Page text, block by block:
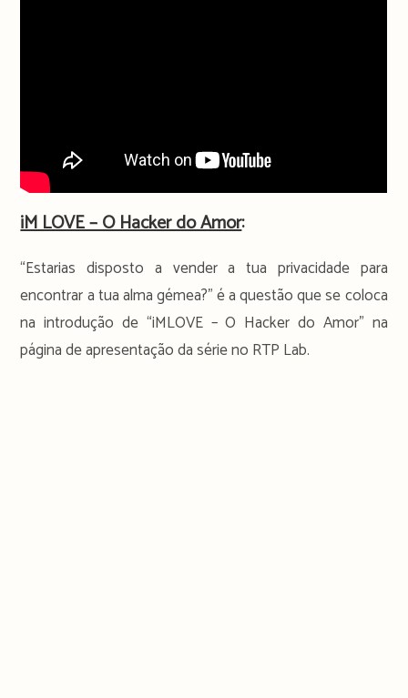
iM LOVE – O Hacker do Amor:
“Estarias disposto a vender a tua privacidade para
encontrar a tua alma gémea?” é a questão que se coloca
na introdução de “iMLOVE – O Hacker do Amor” na
página de apresentação da série no RTP Lab.